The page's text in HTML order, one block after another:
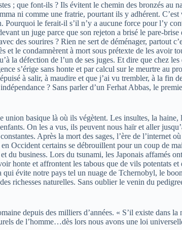
; que font-ils ? Ils évitent le chemin des bronzés
ni comme une fratrie, pourtant ils y adhérent.
le ferait-il s’il n’y a aucune force pour l’y
un juge parce que son rejeton a brisé le pare-
des sourires ? Rien ne sert de déménager, partout
et le condamnèrent à mort sous prétexte de les avoir
la défection de l’un de ses juges. Et dire que chez
s’érige sans honte et par calcul sur le meurtre au
à salir, à maudire et que j’ai vu trembler, à la fin
? Sans parler d’un Ferhat Abbas, le
basique là où ils végètent. Les insultes, la
On les a vus, ils peuvent nous haïr et aller
Après la mort des sages, l’ère de
Occident certains se débrouillent pour un coup de
business. Lors du tsunami, les Japonais affamés
honte et affrontent les tabous que de vils potentats
évite notre pays tel un nuage de Tchernobyl, le
richesses naturelles. Sans oublier le venin du
depuis des milliers d’années. « S’il existe dans
de l’homme…dès lors nous avons une loi